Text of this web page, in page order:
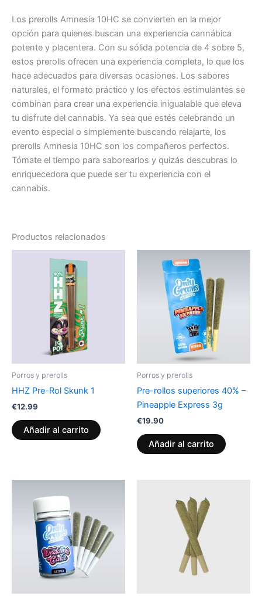
Los prerolls Amnesia 10HC se convierten en la mejor
opción para quienes buscan una experiencia cannábica
potente y placentera. Con su sólida potencia de 4 sobre 5,
estos prerolls ofrecen una experiencia completa, lo que los
hace adecuados para diversas ocasiones. Los sabores
naturales, el formato práctico y los efectos estimulantes se
combinan para crear una experiencia inigualable que eleva
tu disfrute del cannabis. Ya sea que estés celebrando un
evento especial o simplemente buscando relajarte, los
prerolls Amnesia 10HC son los compañeros perfectos.
Tómate el tiempo para saborearlos y quizás descubras lo
enriquecedora que puede ser tu experiencia con el
cannabis.
Productos relacionados
Porros y prerolls
HHZ Pre-Rol Skunk 1
€12.99
Añadir al carrito
Porros y prerolls
Pre-rollos superiores 40% –
Pineapple Express 3g
€19.90
Añadir al carrito